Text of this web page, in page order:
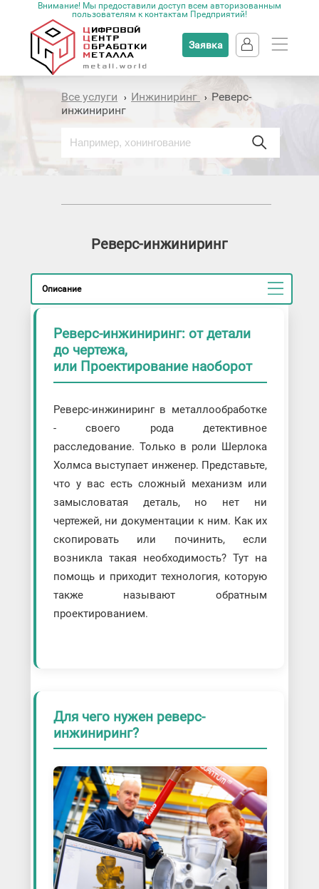
Внимание! Мы предоставили доступ всем авторизованным
пользователям к контактам Предприятий!
Заявка
Все услуги › Инжиниринг › Реверс-
инжиниринг
Реверс-инжиниринг
Описание
Реверс-инжиниринг: от детали
до чертежа,
или Проектирование наоборот
Реверс-инжиниринг в металлообработке
- своего рода детективное
расследование. Только в роли Шерлока
Холмса выступает инженер. Представьте,
что у вас есть сложный механизм или
замысловатая деталь, но нет ни
чертежей, ни документации к ним. Как их
скопировать или починить, если
возникла такая необходимость? Тут на
помощь и приходит технология, которую
также называют обратным
проектированием.
Для чего нужен реверс-
инжиниринг?